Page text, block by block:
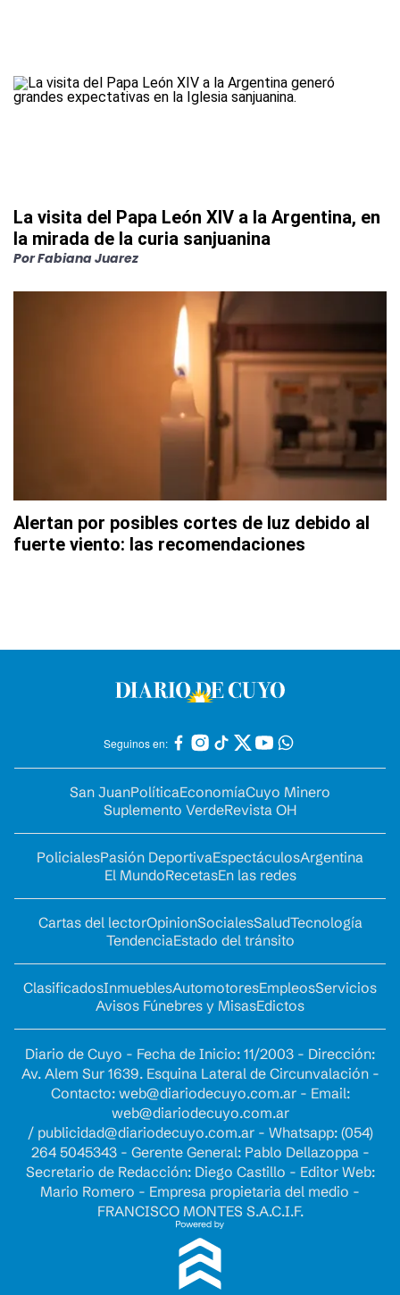
La visita del Papa León XIV a la Argentina, en
la mirada de la curia sanjuanina
PorFabiana Juarez
Alertan por posibles cortes de luz debido al
fuerte viento: las recomendaciones
Seguinos en:
San JuanPolíticaEconomíaCuyo Minero
Suplemento VerdeRevista OH
PolicialesPasión DeportivaEspectáculosArgentina
El MundoRecetasEn las redes
Cartas del lectorOpinionSocialesSaludTecnología
TendenciaEstado del tránsito
ClasificadosInmueblesAutomotoresEmpleosServicios
Avisos Fúnebres y MisasEdictos
Diario de Cuyo - Fecha de Inicio: 11/2003 - Dirección:
Av. Alem Sur 1639. Esquina Lateral de Circunvalación -
Contacto: web@diariodecuyo.com.ar- Email:
web@diariodecuyo.com.ar
/ publicidad@diariodecuyo.com.ar- Whatsapp: (054)
264 5045343 - Gerente General: Pablo Dellazoppa -
Secretario de Redacción: Diego Castillo - Editor Web:
Mario Romero - Empresa propietaria del medio -
FRANCISCO MONTES S.A.C.I.F.